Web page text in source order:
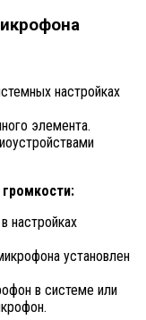
настройках
элемента.
настройках
установлен
в системе или